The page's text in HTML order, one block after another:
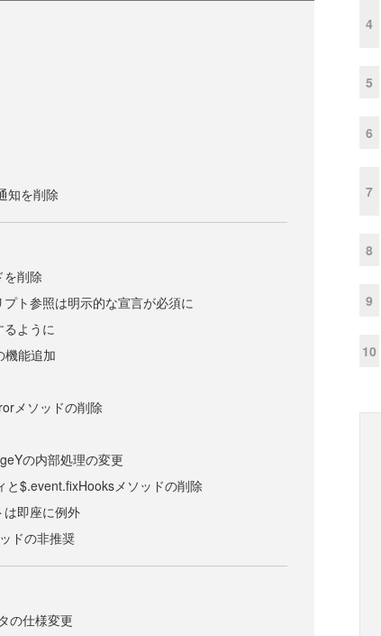
知を削除
削除
ト参照は明示的な宣言が必須に
るように
機能追加
メソッドの削除
の内部処理の変更
と$.event.fixHooksメソッドの削除
即座に例外
ドの非推奨
の仕様変更
4
5
6
7
8
9
10